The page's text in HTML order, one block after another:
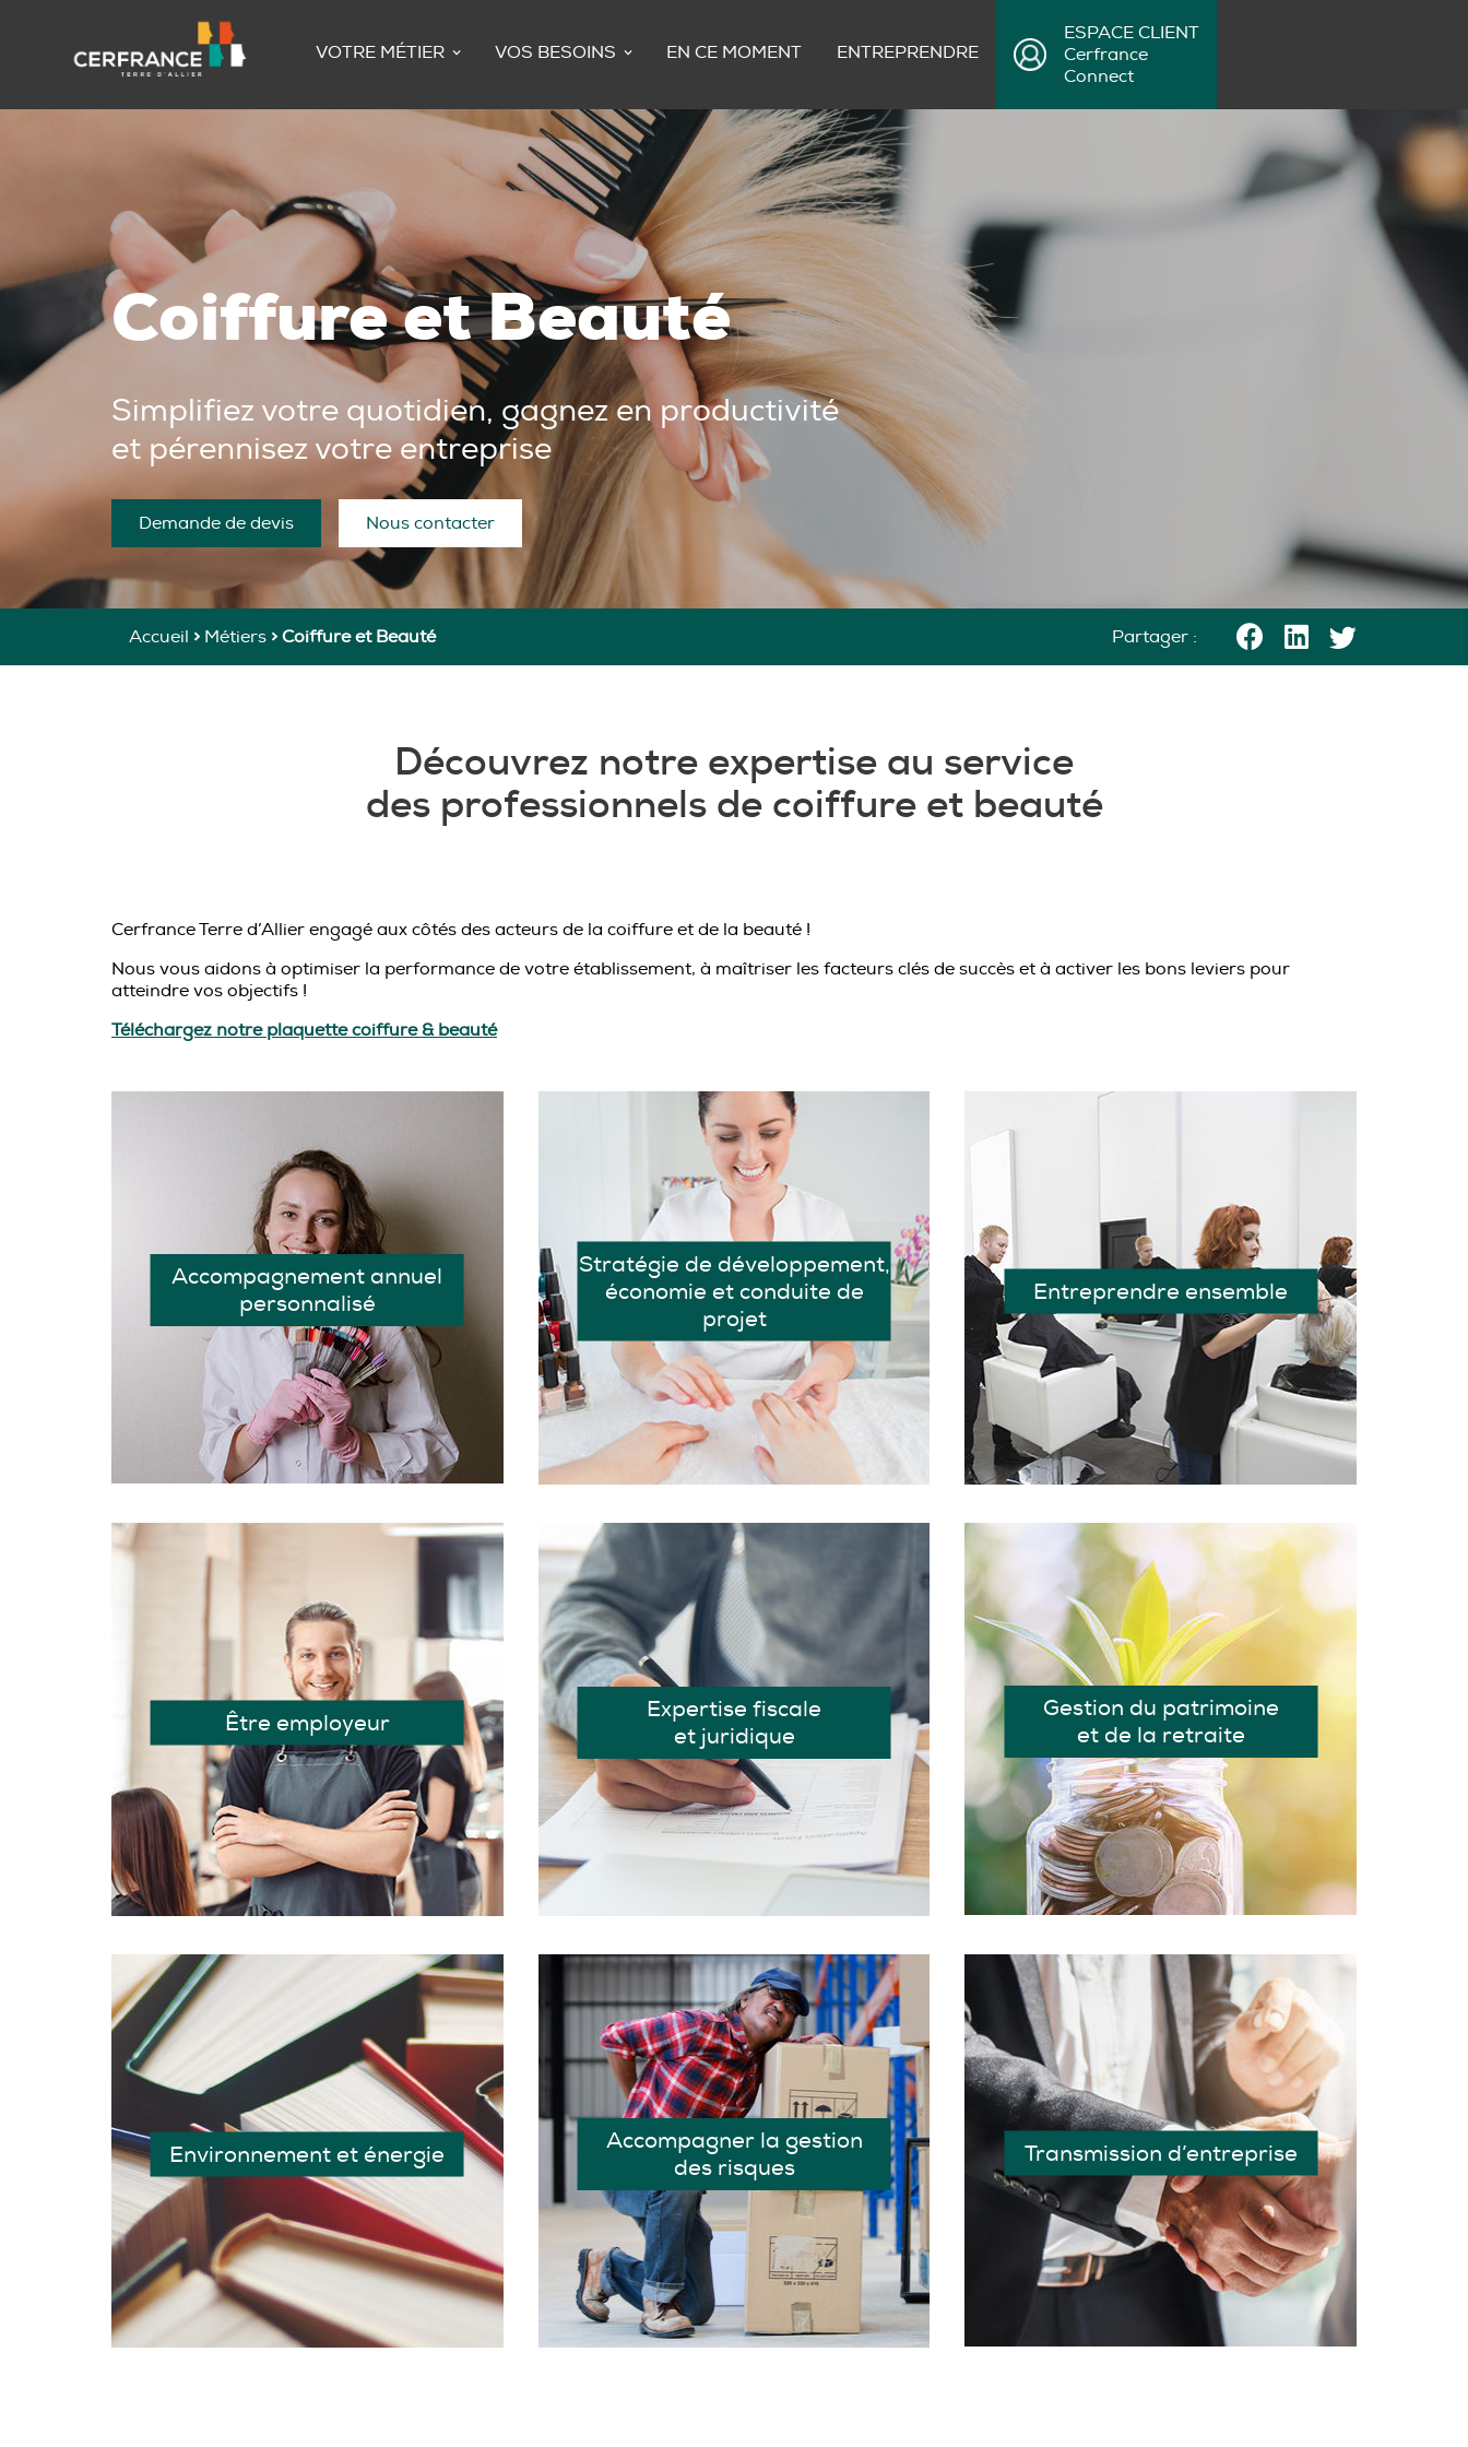
VOTRE MÉTIER VOS BESOINS EN CE MOMENT ENTREPRENDRE
ESPACE CLIENT
Cerfrance
Connect
Coiffure et Beauté
Simplifiez votre quotidien, gagnez en productivité
et pérennisez votre entreprise
Demande de devis Nous contacter
Accueil > Métiers > Coiffure et Beauté Partager :
Découvrez notre expertise au service
des professionnels de coiffure et beauté
Cerfrance Terre d’Allier engagé aux côtés des acteurs de la coiffure et de la beauté !
Nous vous aidons à optimiser la performance de votre établissement, à maîtriser les facteurs clés de succès et à activer les bons leviers pour
atteindre vos objectifs !
Téléchargez notre plaquette coiffure & beauté
Accompagnement annuel
personnalisé
Stratégie de développement,
économie et conduite de
projet
Entreprendre ensemble
Être employeur
Expertise fiscale
et juridique
Gestion du patrimoine
et de la retraite
Environnement et énergie
Accompagner la gestion
des risques
Transmission d’entreprise